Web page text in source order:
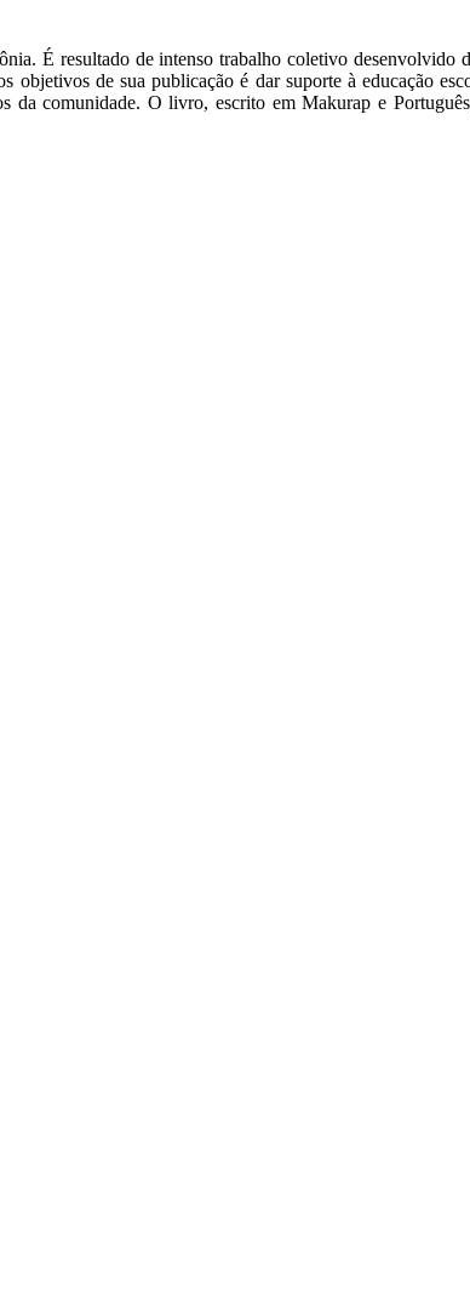
É resultado de intenso trabalho coletivo
objetivos de sua publicação é dar suporte à educação
da comunidade. O livro, escrito em Makurap e